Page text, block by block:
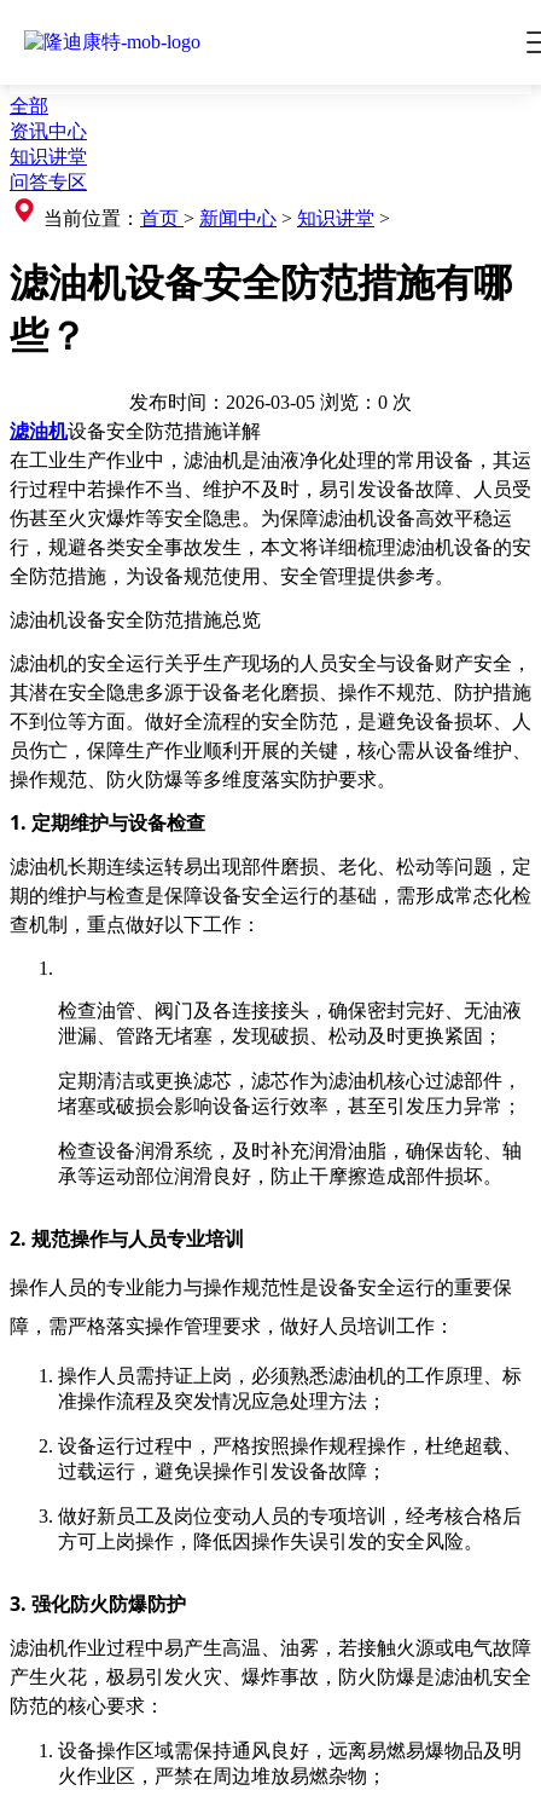
全部
资讯中心
知识讲堂
问答专区
当前位置： 首页 > 新闻中心 > 知识讲堂 >
滤油机设备安全防范措施有哪
些？
发布时间：2026-03-05 浏览： 0 次
滤油机设备安全防范措施详解
在工业生产作业中，滤油机是油液净化处理的常用设备，其运
行过程中若操作不当、维护不及时，易引发设备故障、人员受
伤甚至火灾爆炸等安全隐患。为保障滤油机设备高效平稳运
行，规避各类安全事故发生，本文将详细梳理滤油机设备的安
全防范措施，为设备规范使用、安全管理提供参考。
滤油机设备安全防范措施总览
滤油机的安全运行关乎生产现场的人员安全与设备财产安全，
其潜在安全隐患多源于设备老化磨损、操作不规范、防护措施
不到位等方面。做好全流程的安全防范，是避免设备损坏、人
员伤亡，保障生产作业顺利开展的关键，核心需从设备维护、
操作规范、防火防爆等多维度落实防护要求。
1. 定期维护与设备检查
滤油机长期连续运转易出现部件磨损、老化、松动等问题，定
期的维护与检查是保障设备安全运行的基础，需形成常态化检
查机制，重点做好以下工作：
检查油管、阀门及各连接接头，确保密封完好、无油液
泄漏、管路无堵塞，发现破损、松动及时更换紧固；
定期清洁或更换滤芯，滤芯作为滤油机核心过滤部件，
堵塞或破损会影响设备运行效率，甚至引发压力异常；
检查设备润滑系统，及时补充润滑油脂，确保齿轮、轴
承等运动部位润滑良好，防止干摩擦造成部件损坏。
2. 规范操作与人员专业培训
操作人员的专业能力与操作规范性是设备安全运行的重要保
障，需严格落实操作管理要求，做好人员培训工作：
操作人员需持证上岗，必须熟悉滤油机的工作原理、标
准操作流程及突发情况应急处理方法；
设备运行过程中，严格按照操作规程操作，杜绝超载、
过载运行，避免误操作引发设备故障；
做好新员工及岗位变动人员的专项培训，经考核合格后
方可上岗操作，降低因操作失误引发的安全风险。
3. 强化防火防爆防护
滤油机作业过程中易产生高温、油雾，若接触火源或电气故障
产生火花，极易引发火灾、爆炸事故，防火防爆是滤油机安全
防范的核心要求：
设备操作区域需保持通风良好，远离易燃易爆物品及明
火作业区，严禁在周边堆放易燃杂物；